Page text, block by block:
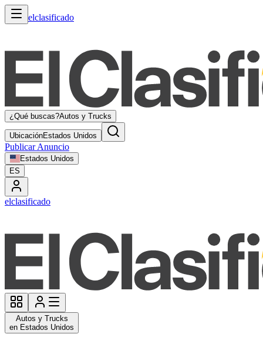
elclasificado
¿Qué buscas?Autos y Trucks
UbicaciónEstados Unidos
Publicar Anuncio
Estados Unidos
ES
elclasificado
Autos y Trucks
en Estados Unidos